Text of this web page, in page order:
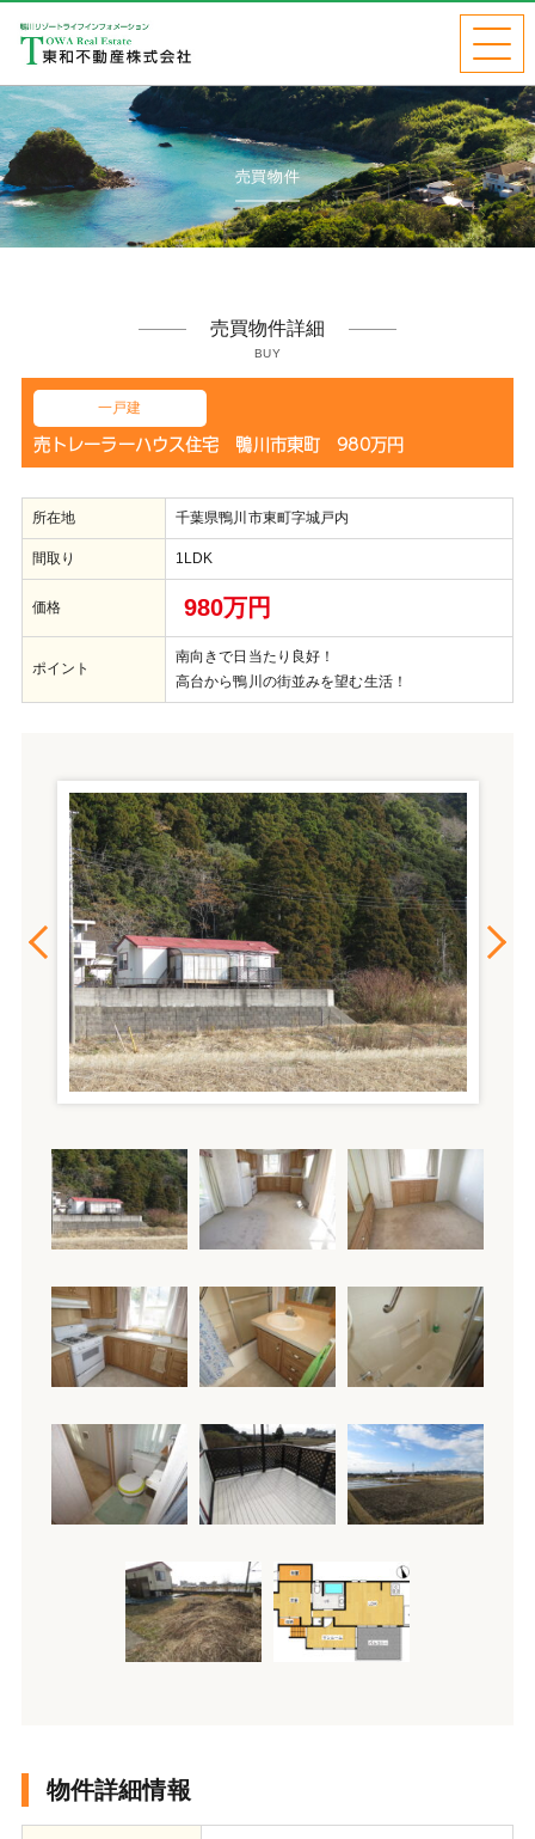
売買物件
売買物件詳細
BUY
一戸建
売トレーラーハウス住宅 鴨川市東町 980万円
所在地 千葉県鴨川市東町字城戸内
間取り 1LDK
価格 980万円
ポイント
南向きで日当たり良好！
高台から鴨川の街並みを望む生活！
物件詳細情報